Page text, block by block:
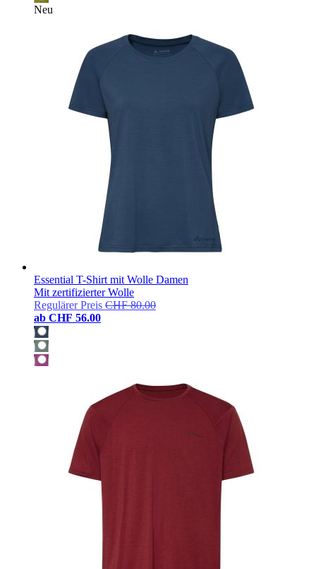
Neu
Essential T-Shirt mit Wolle Damen
Mit zertifizierter Wolle
Regulärer Preis CHF 80.00
ab CHF 56.00